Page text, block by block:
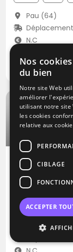
Pau (64)
N.C
DJ
A.E.S
Blues Métal
Montauban
Nos
du bien
Notre site Web
améliorer
utilisant notre site
les cookies
relative aux
CIBLAGE
ACCEPTER